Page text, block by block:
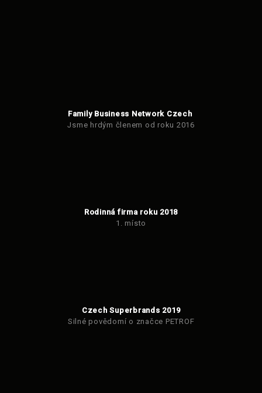
Family Business Network Czech
Jsme hrdým členem od roku 2016
Rodinná firma roku 2018
1. místo
Czech Superbrands 2019
Silné povědomí o značce PETROF